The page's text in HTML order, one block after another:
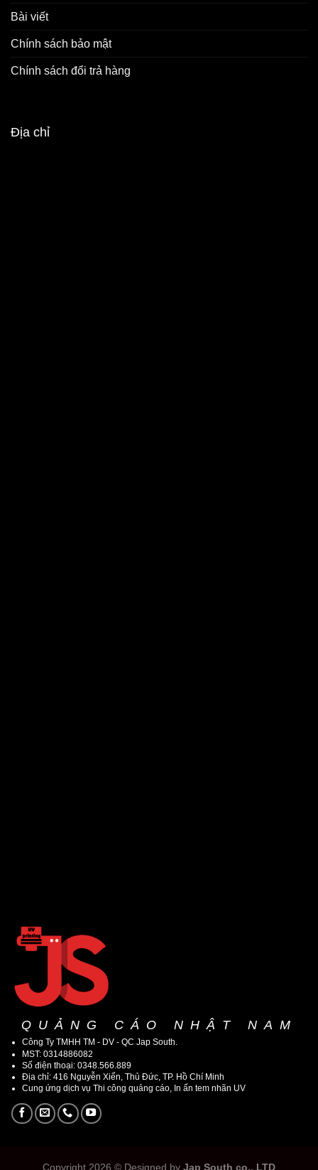
QUẢNG CÁO NHẬT NAM
Công Ty TMHH TM - DV - QC Jap South.
MST: 0314886082
Số điện thoại: 0348.566.889
Địa chỉ: 416 Nguyễn Xiển, Thủ Đức, TP. Hồ Chí Minh
Cung ứng dịch vụ Thi công quảng cáo, In ấn tem nhãn UV
Bài viết
Chính sách bảo mật
Chính sách đổi trả hàng
Địa chỉ
Copyright 2026 © Designed by Jap South co,. LTD